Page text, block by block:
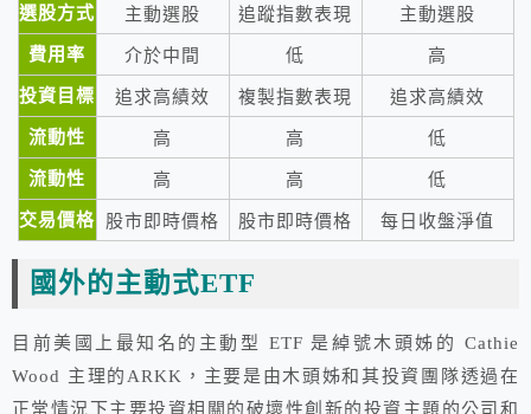
選股方式
主動選股 追蹤指數表現
主動選股
費用率
介於中間 低
高
投資目標
追求高績效 複製指數表現
追求高績效
流動性
高 高
低
流動性
高 高
低
交易價格 股市即時價格 股市即時價格 每日收盤淨值
國外的主動式ETF
目前美國上最知名的主動型 ETF 是綽號木頭姊的 Cathie
Wood 主理的ARKK，主要是由木頭姊和其投資團隊透過在
正常情況下主要投資相關的破壞性創新的投資主題的公司和